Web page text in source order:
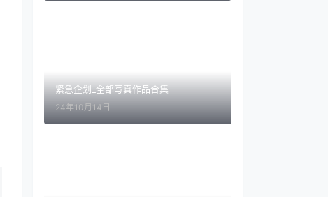
紧急企划_全部写真作品合集
24年10月14日